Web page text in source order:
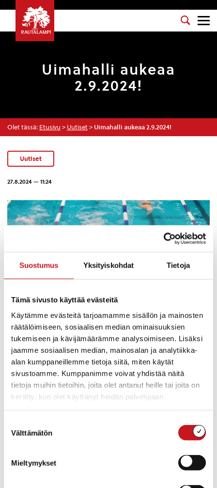
Suostumus Yksityiskohdat Tietoja
Tämä sivusto käyttää evästeitä
Käytämme evästeitä tarjoamamme sisällön ja mainosten
räätälöimiseen, sosiaalisen median ominaisuuksien
tukemiseen ja kävijämäärämme analysoimiseen. Lisäksi
jaamme sosiaalisen median, mainosalan ja analytiikka-
alan kumppaneillemme tietoja siitä, miten käytät
sivustoamme. Kumppanimme voivat yhdistää näitä
tietoja muihin tietoihin, joita olet antanut heille tai joita on
kerätty, kun olet käyttänyt heidän palvelujaan.
valinta
Välttämätön
Mieltymykset
Uimahalli aukeaa
2.9.2024!
Olet tässä: Etusivu > Uutiset > Uimahalli aukeaa 2.9.2024!
Uutiset
27.8.2024 — 11:24